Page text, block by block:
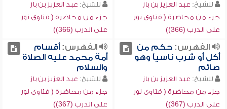
للشيخ: عبد العزيز بن باز
جزء من محاضرة ( فتاوى نور
على الدرب (366))
للشيخ: عبد العزيز بن باز
جزء من محاضرة ( فتاوى نور
على الدرب (366))
الفهرس:حكم من
أكل أو شرب ناسياً وهو
صائم
للشيخ: عبد العزيز بن باز
جزء من محاضرة ( فتاوى نور
على الدرب (367))
الفهرس:أقسام
أمة محمد عليه الصلاة
والسلام
للشيخ: عبد العزيز بن باز
جزء من محاضرة ( فتاوى نور
على الدرب (367))